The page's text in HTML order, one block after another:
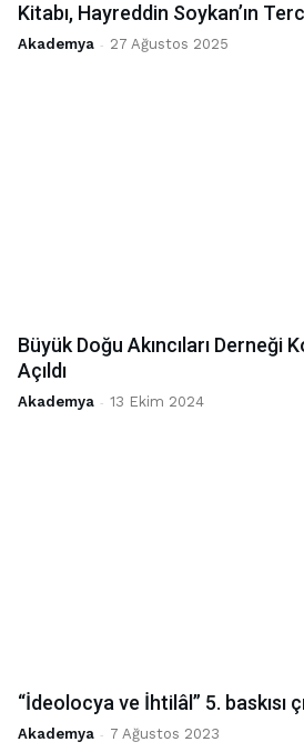
Kitabı, Hayreddin Soykan’ın
Akademya - 27 Ağustos 2025
Büyük Doğu Akıncıları Derneği
Açıldı
Akademya - 13 Ekim 2024
“İdeolocya ve İhtilâl” 5. baskısı
Akademya - 7 Ağustos 2023